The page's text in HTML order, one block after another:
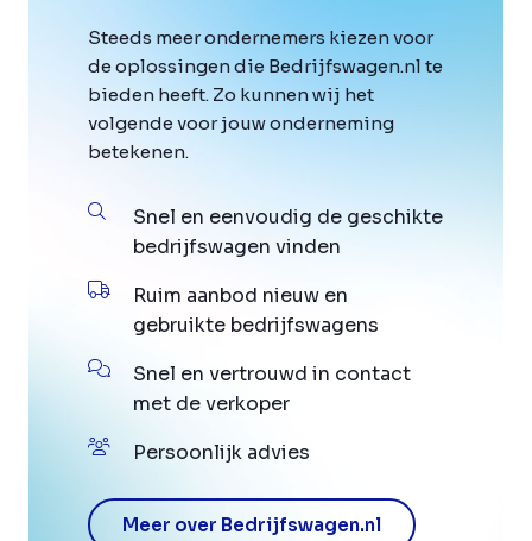
Steeds meer ondernemers kiezen voor
de oplossingen die Bedrijfswagen.nl te
bieden heeft. Zo kunnen wij het
volgende voor jouw onderneming
betekenen.
Snel en eenvoudig de geschikte
bedrijfswagen vinden
Ruim aanbod nieuw en
gebruikte bedrijfswagens
Snel en vertrouwd in contact
met de verkoper
Persoonlijk advies
Meer over Bedrijfswagen.nl